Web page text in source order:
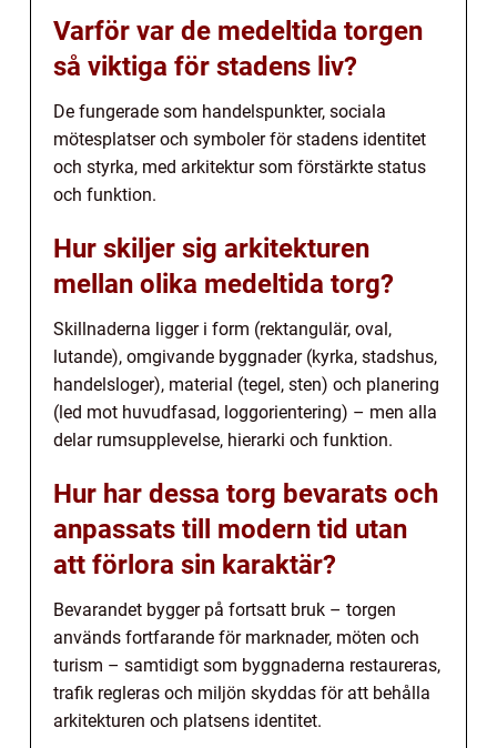
Varför var de medeltida torgen
så viktiga för stadens liv?
De fungerade som handelspunkter, sociala
mötesplatser och symboler för stadens identitet
och styrka, med arkitektur som förstärkte status
och funktion.
Hur skiljer sig arkitekturen
mellan olika medeltida torg?
Skillnaderna ligger i form (rektangulär, oval,
lutande), omgivande byggnader (kyrka, stadshus,
handelsloger), material (tegel, sten) och planering
(led mot huvudfasad, loggorientering) – men alla
delar rumsupplevelse, hierarki och funktion.
Hur har dessa torg bevarats och
anpassats till modern tid utan
att förlora sin karaktär?
Bevarandet bygger på fortsatt bruk – torgen
används fortfarande för marknader, möten och
turism – samtidigt som byggnaderna restaureras,
trafik regleras och miljön skyddas för att behålla
arkitekturen och platsens identitet.